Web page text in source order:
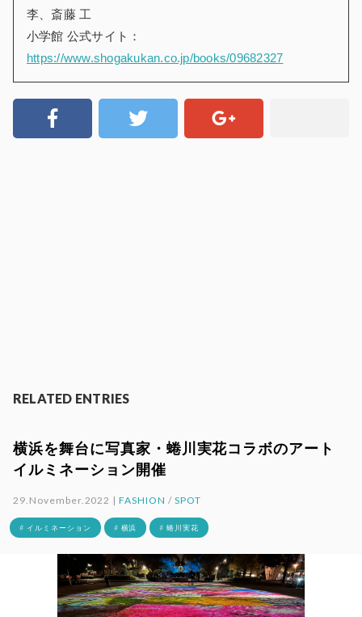
李、斎藤 工
小学館 公式サイト：
https://www.shogakukan.co.jp/books/09682327
RELATED ENTRIES
横浜を舞台に写真家・蜷川実花コラボのアート
イルミネーション開催
29.November.2022 |FASHION / SPOT
# イルミネーション # 横浜 # 蜷川実花